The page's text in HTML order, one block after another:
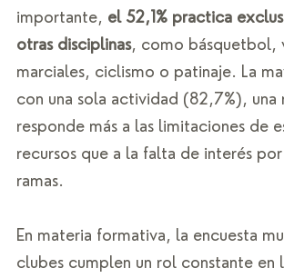
importante, el 52,1% practica
otras disciplinas, como básquetbol,
marciales, ciclismo o patinaje. La
con una sola actividad (82,7%), una
responde más a las limitaciones de
recursos que a la falta de interés
ramas.
En materia formativa, la encuesta
clubes cumplen un rol constante en